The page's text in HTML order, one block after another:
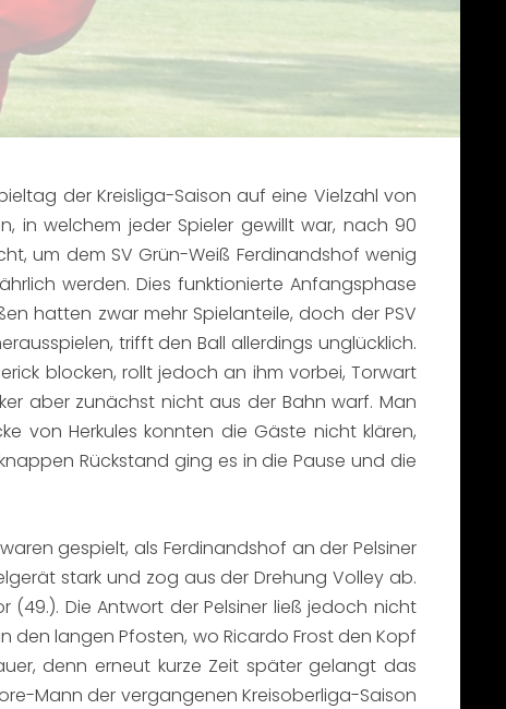
der Kreisliga-Saison auf eine Vielzahl von
in welchem jeder Spieler gewillt war, nach 90
um dem SV Grün-Weiß Ferdinandshof wenig
werden. Dies funktionierte Anfangsphase
hatten zwar mehr Spielanteile, doch der PSV
trifft den Ball allerdings unglücklich.
blocken, rollt jedoch an ihm vorbei, Torwart
aber zunächst nicht aus der Bahn warf. Man
von Herkules konnten die Gäste nicht klären,
Rückstand ging es in die Pause und die
gespielt, als Ferdinandshof an der Pelsiner
stark und zog aus der Drehung Volley ab.
(49.). Die Antwort der Pelsiner ließ jedoch nicht
den langen Pfosten, wo Ricardo Frost den Kopf
denn erneut kurze Zeit später gelangt das
Mann der vergangenen Kreisoberliga-Saison